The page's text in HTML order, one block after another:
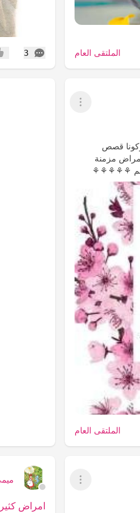
الملتقى العام 3
التعليقات
عرض القائمة
قصص
مزمنة
⚘️⚘️⚘️⚘️⚘️
الملتقى العام
عرض القائمة
امراض